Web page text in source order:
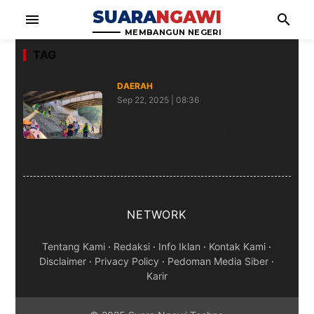
menu SUARANGAWI
MEMBANGUN NEGERI
search
TAG
DAERAH
Sep 22, 2025 | 08:36
NETWORK
Tentang Kami · Redaksi · Info Iklan · Kontak Kami ·
Disclaimer · Privacy Policy · Pedoman Media Siber ·
Karir